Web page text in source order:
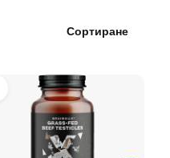
Сортиране